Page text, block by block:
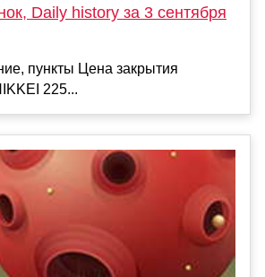
Daily history за 3 сентября
пункты Цена закрытия
225...